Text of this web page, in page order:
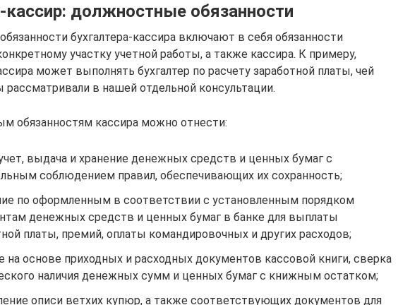
кассир: должностные обязанности
бухгалтера-кассира включают в себя обязанности
участку учетной работы, а также кассира. К примеру,
может выполнять бухгалтер по расчету заработной платы, чей
в нашей отдельной консультации.
обязанностям кассира можно отнести:
выдача и хранение денежных средств и ценных бумаг с
соблюдением правил, обеспечивающих их сохранность;
по оформленным в соответствии с установленным порядком
денежных средств и ценных бумаг в банке для выплаты
платы, премий, оплаты командировочных и других расходов;
на основе приходных и расходных документов кассовой книги, сверка
наличия денежных сумм и ценных бумаг с книжным остатком;
описи ветхих купюр, а также соответствующих документов для